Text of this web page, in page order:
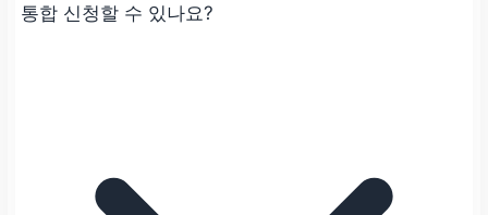
통합 신청할 수 있나요?